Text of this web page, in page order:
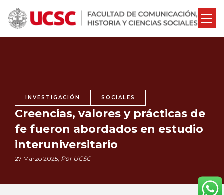
INVESTIGACIÓN SOCIALES
Creencias, valores y prácticas de
fe fueron abordados en estudio
interuniversitario
27 Marzo 2025, Por UCSC